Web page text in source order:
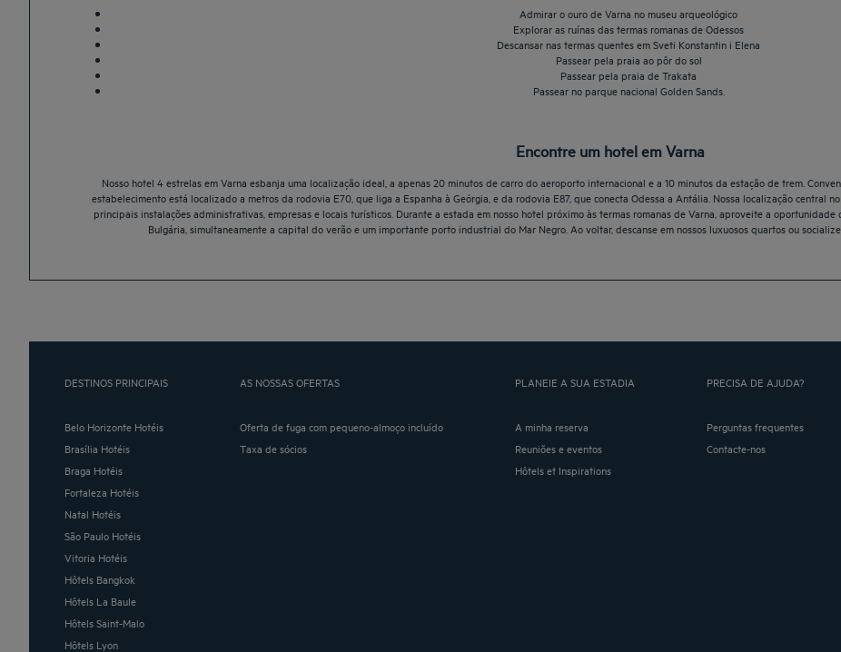
Admirar o ouro de Varna no museu arqueológico
Explorar as ruínas das termas romanas de Odessos
Descansar nas termas quentes em Sveti Konstantin i Elena
Passear pela praia ao pôr do sol
Passear pela praia de Trakata
Passear no parque nacional Golden Sands.
Encontre um hotel em Varna
Nosso hotel 4 estrelas em Varna esbanja uma localização ideal, a apenas 20 minutos de carro do aeroporto internacional e a 10 minutos da estação de trem.
estabelecimento está localizado a metros da rodovia E70, que liga a Espanha à Geórgia, e da rodovia E87, que conecta Odessa a Antália. Nossa localização central
principais instalações administrativas, empresas e locais turísticos. Durante a estada em nosso hotel próximo às termas romanas de Varna, aproveite a
Bulgária, simultaneamente a capital do verão e um importante porto industrial do Mar Negro. Ao voltar, descanse em nossos luxuosos quartos ou
DESTINOS PRINCIPAIS
Belo Horizonte Hotéis
Brasília Hotéis
Braga Hotéis
Fortaleza Hotéis
Natal Hotéis
São Paulo Hotéis
Vitoria Hotéis
Hôtels Bangkok
Hôtels La Baule
Hôtels Saint-Malo
Hôtels Lyon
AS NOSSAS OFERTAS
Oferta de fuga com pequeno-almoço incluído
Taxa de sócios
PLANEIE A SUA ESTADIA
A minha reserva
Reuniões e eventos
Hôtels et Inspirations
PRECISA DE AJUDA?
Perguntas frequentes
Contacte-nos